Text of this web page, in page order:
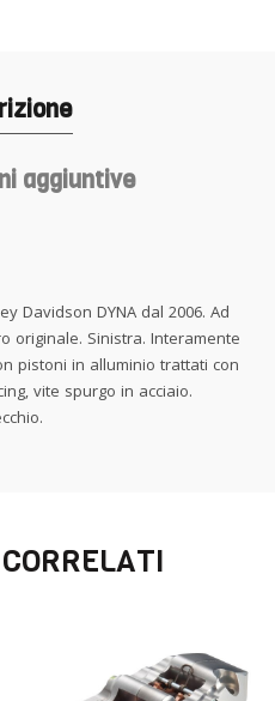
aggiuntive
Davidson DYNA dal 2006. Ad
originale. Sinistra. Interamente
pistoni in alluminio trattati con
vite spurgo in acciaio.